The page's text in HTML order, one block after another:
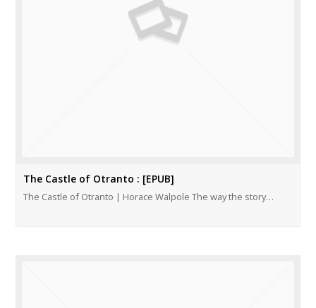
The Castle of Otranto : [EPUB]
The Castle of Otranto | Horace Walpole The way the story…